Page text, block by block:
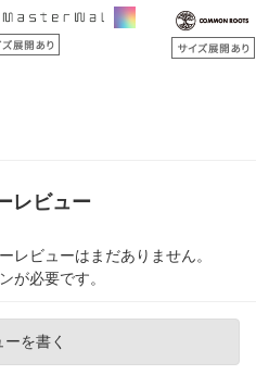
レビュー
レビューはまだありません。
が必要です。
ーを書く